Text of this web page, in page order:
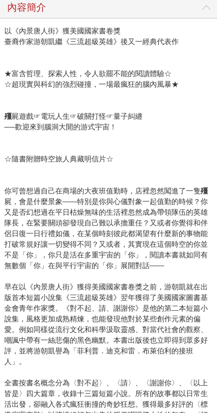
內容簡介
以《內景唐人街》獲美國國家書卷獎
臺裔作家游朝凱繼《三流超級英雄》後又一經典代表作
★富含哲理、探索人性，令人欲罷不能的閱讀體驗☆
☆超現實與科幻的強烈碰撞，一場最瘋狂的腦內風暴★
殭屍遊戲☞電玩人生☞破關打怪☞量子糾纏
──歡迎來到腦洞大開的游式宇宙！
☆隨書附贈時空旅人典藏明信片☆
你可曾想過自己在商場的大夜班值勤時，店裡忽然闖進了一隻殭
屍，會是什麼景象——特別是你與心儀對象一起值勤的時候？你
又是否幻想過在平日枯燥無味的生活裡忽然成為帶領隊伍的英雄
隊長，在緊要關頭卻發現自己難以承擔重任？又或者你覺得和伴
侶日復一日行禮如儀，在某個時刻彼此都渴望有什麼新的事物能
打破常規好讓一切變得不同？又或者，其實現在這個時空的你並
不是「你」，你只是活在多重宇宙的「你」，閱讀本書就如同有
無數個「你」在與平行宇宙的「你」展開對話——
早在以《內景唐人街》獲得美國國家書卷獎之前，游朝凱就在出
版首本短篇小說集《三流超級英雄》翌年獲得了美國國家圖書基
金會青年作家獎。《對不起、請、謝謝你》是他的第二本短篇小
說集，風格更加成熟精煉，也能發現他對於某些創作元素的偏
愛。例如同樣從流行文化和科學汲取靈感、對當代社會的觀察、
嘲諷中帶有一絲悲傷的黑色幽默。本書出版後也立即得到眾多好
評，並將游朝凱譽為「菲利普．迪克和雷．布萊伯利的接班
人」。
全書按書名概念分為〈對不起〉、〈請〉、〈謝謝你〉、〈以上
皆是〉四大篇章，收錄十三篇短篇小說。所有的故事都以日常生
活出發，卻融入各式瘋狂衝撞的奇妙狂想。獲得最多好評的〈標